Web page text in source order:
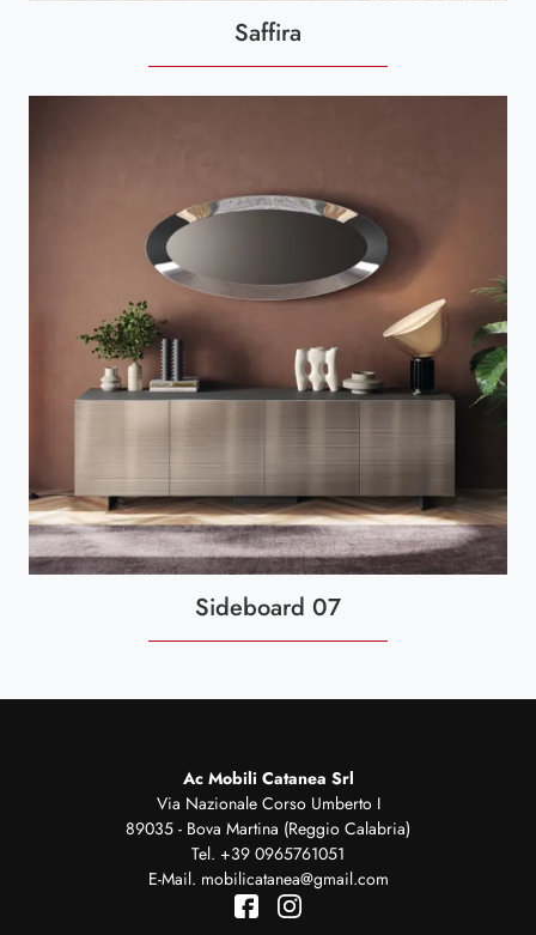
Saffira
Sideboard 07
Ac Mobili Catanea Srl
Via Nazionale Corso Umberto I
89035 - Bova Martina (Reggio Calabria)
Tel. +39 0965761051
E-Mail. mobilicatanea@gmail.com